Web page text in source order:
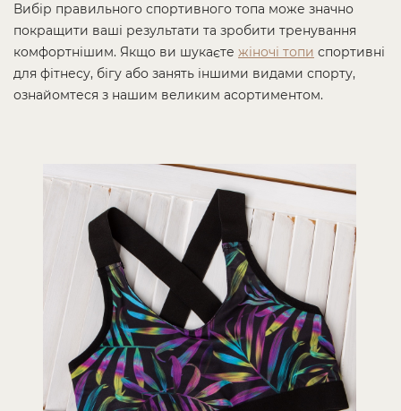
Вибір правильного спортивного топа може значно
покращити ваші результати та зробити тренування
комфортнішим. Якщо ви шукаєте жіночі топи спортивні
для фітнесу, бігу або занять іншими видами спорту,
ознайомтеся з нашим великим асортиментом.